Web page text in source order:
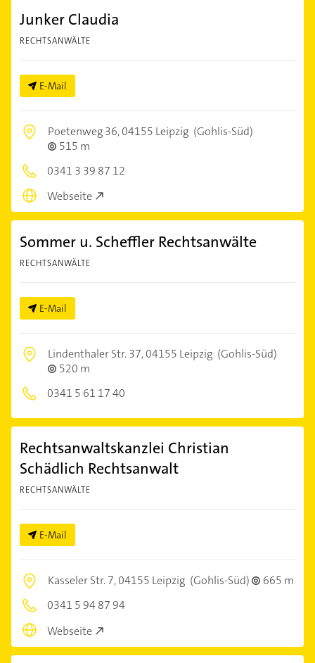
Junker Claudia
RECHTSANWÄLTE
E-Mail
Poetenweg 36,04155 Leipzig (Gohlis-Süd)
515 m
0341 3 39 87 12
Webseite
Sommer u. Scheffler Rechtsanwälte
RECHTSANWÄLTE
E-Mail
Lindenthaler Str. 37,04155 Leipzig (Gohlis-Süd)
520 m
0341 5 61 17 40
Rechtsanwaltskanzlei Christian
Schädlich Rechtsanwalt
RECHTSANWÄLTE
E-Mail
Kasseler Str. 7,04155 Leipzig (Gohlis-Süd)
665 m
0341 5 94 87 94
Webseite